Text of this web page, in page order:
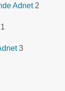
Adnet 2
1
3